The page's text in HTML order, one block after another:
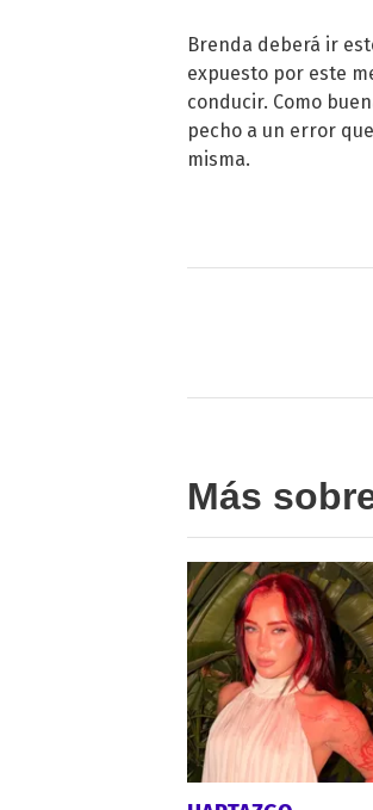
Brenda deberá ir
expuesto por este
conducir. Como
pecho a un error
misma.
Más